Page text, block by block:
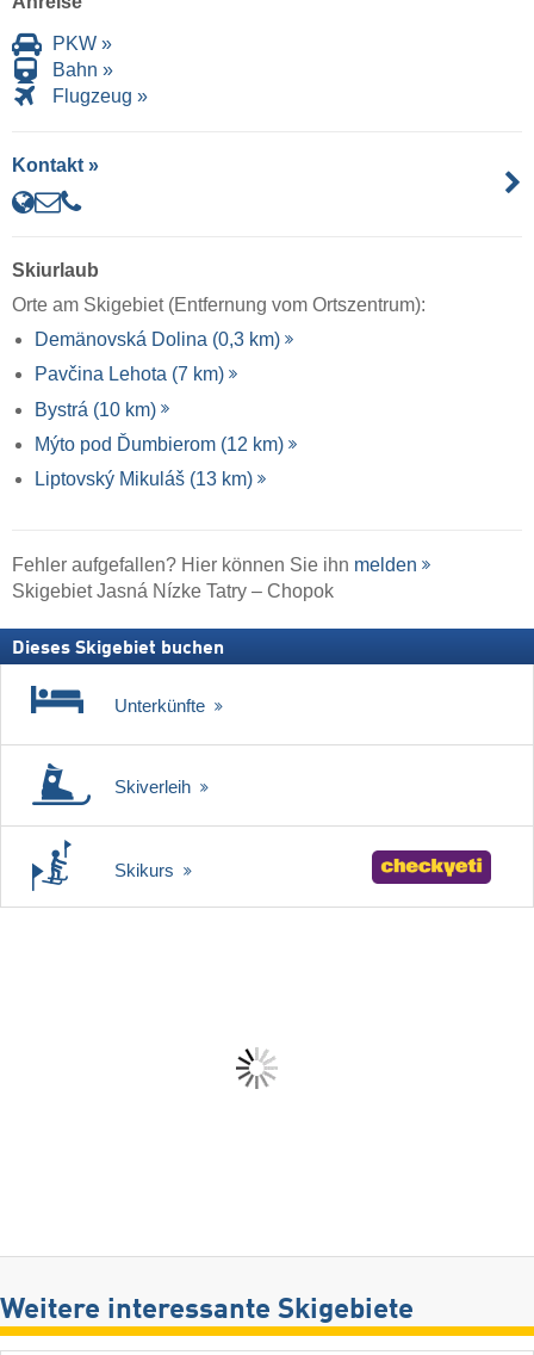
PKW »
Bahn »
Flugzeug »
Kontakt »
Skiurlaub
Orte am Skigebiet (Entfernung vom Ortszentrum):
Demänovská Dolina (0,3 km)
Pavčina Lehota (7 km)
Bystrá (10 km)
Mýto pod Ďumbierom (12 km)
Liptovský Mikuláš (13 km)
Fehler aufgefallen? Hier können Sie ihn melden
Skigebiet Jasná Nízke Tatry – Chopok
Dieses Skigebiet buchen
Unterkünfte
Skiverleih
Skikurs
Weitere interessante Skigebiete